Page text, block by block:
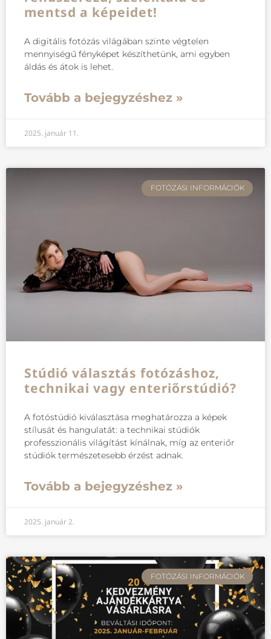
mentsd a képeidet!
A digitális fotózás világában szinte végtelen
mennyiségű fényképet készíthetünk, ami egyben
áldás és átok is lehet.
Tovább a bejegyzéshez »
2025. január 11.
FOTÓZÁSI INFORMÁCIÓK
Stúdió választás fotózáshoz,
technikai vagy enteriőrstúdió?
A fotóstúdió kiválasztása meghatározza a képek
stílusát és hangulatát: a technikai stúdiók
professzionális világítást kínálnak, míg az enteriőr
stúdiók természetesebb érzést adnak.
Tovább a bejegyzéshez »
2025. január 2.
FOTÓZÁSI INFORMÁCIÓK